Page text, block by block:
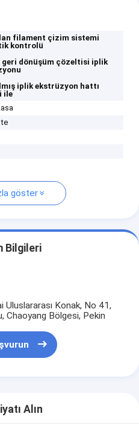
filament çizim sistemi
kontrolü
geri dönüşüm çözeltisi iplik
iplik ekstrüzyon hattı
ile
göster
Bilgileri
Konak, No 41,
Chaoyang Bölgesi, Pekin
Alın